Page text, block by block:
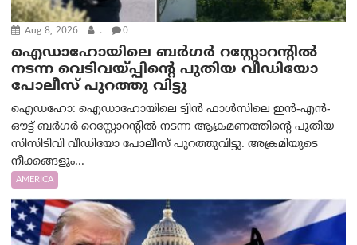
Aug 8, 2026 . 0
ഐഡാഹോയിലെ ബർഗർ റസ്റ്റോറന്റിൽ
നടന്ന വെടിവയ്പ്പിന്റെ പുതിയ വീഡിയോ
പോലീസ് പുറത്തു വിട്ടു
ഐഡഹോ: ഐഡാഹോയിലെ ട്വിൻ ഫാൾസിലെ ഇൻ-എൻ-
ഔട്ട് ബർഗർ റെസ്റ്റോറന്റിൽ നടന്ന ആക്രമണത്തിന്റെ പുതിയ
സിസിടിവി വീഡിയോ പോലീസ് പുറത്തുവിട്ടു. അക്രമിയുടെ
നീക്കങ്ങളും...
AMERICA